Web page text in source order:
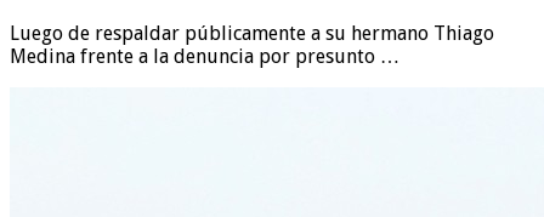
Luego de respaldar públicamente a su hermano Thiago
Medina frente a la denuncia por presunto …